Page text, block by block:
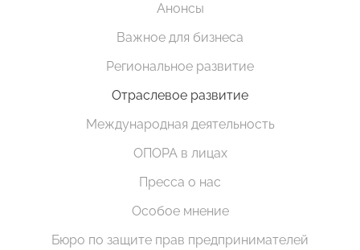
Анонсы
Важное для бизнеса
Региональное развитие
Отраслевое развитие
Международная деятельность
ОПОРА в лицах
Пресса о нас
Особое мнение
Бюро по защите прав предпринимателей